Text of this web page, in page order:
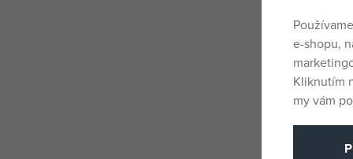
e-shopu,
Kliknutím
my vám